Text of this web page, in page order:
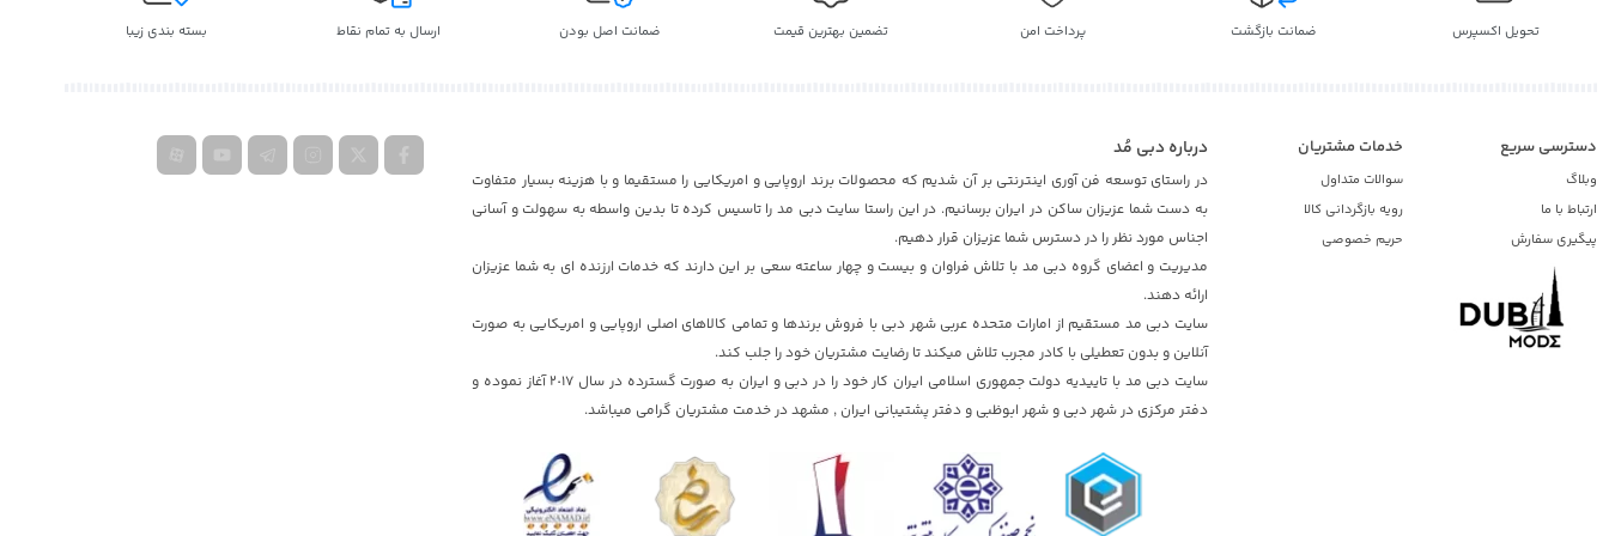
تحویل اکسپرس ضمانت بازگشت پرداخت امن تضمین بهترین قیمت ضمانت اصل بودن ارسال به تمام نقاط بسته بندی زیبا
دسترسی سریع
وبلاگ
ارتباط با ما
پیگیری سفارش
خدمات مشتریان
سوالات متداول
رویه بازگردانی کالا
حریم خصوصی
درباره دبی مُد
در راستای توسعه فن آوری اینترنتی بر آن شدیم که محصولات برند اروپایی و امریکایی را مستقیما و با هزینه بسیار متفاوت
به دست شما عزیزان ساکن در ایران برسانیم. در این راستا سایت دبی مد را تاسیس کرده تا بدین واسطه به سهولت و آسانی
اجناس مورد نظر را در دسترس شما عزیزان قرار دهیم.
مدیریت و اعضای گروه دبی مد با تلاش فراوان و بیست و چهار ساعته سعی بر این دارند که خدمات ارزنده ای به شما عزیزان
ارائه دهند.
سایت دبی مد مستقیم از امارات متحده عربی شهر دبی با فروش برندها و تمامی کالاهای اصلی اروپایی و امریکایی به صورت
آنلاین و بدون تعطیلی با کادر مجرب تلاش میکند تا رضایت مشتریان خود را جلب کند.
سایت دبی مد با تاییدیه دولت جمهوری اسلامی ایران کار خود را در دبی و ایران به صورت گسترده در سال ٢٠١۷ آغاز نموده و
دفتر مرکزی در شهر دبی و شهر ابوظبی و دفتر پشتیبانی ایران , مشهد در خدمت مشتریان گرامی میباشد.